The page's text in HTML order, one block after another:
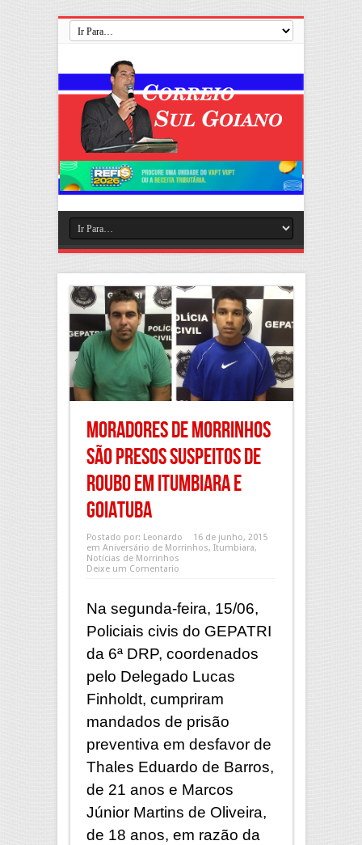
Moradores de Morrinhos
são presos suspeitos de
roubo em Itumbiara e
Goiatuba
Postado por: Leonardo
16 de junho, 2015
em Aniversário de Morrinhos, Itumbiara,
Notícias de Morrinhos
Deixe um Comentario
Na segunda-feira, 15/06,
Policiais civis do GEPATRI
da 6ª DRP, coordenados
pelo Delegado Lucas
Finholdt, cumpriram
mandados de prisão
preventiva em desfavor de
Thales Eduardo de Barros,
de 21 anos e Marcos
Júnior Martins de Oliveira,
de 18 anos, em razão da